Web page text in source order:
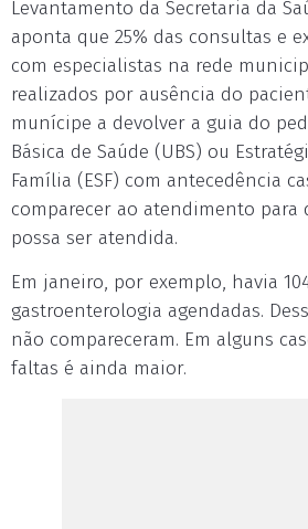
Levantamento da Secretaria da
aponta que 25% das consultas e
com especialistas na rede
realizados por ausência do
munícipe a devolver a guia do
Básica de Saúde (UBS) ou
Família (ESF) com antecedência
comparecer ao atendimento para
possa ser atendida.
Em janeiro, por exemplo, havia
gastroenterologia agendadas.
não compareceram. Em alguns
faltas é ainda maior.